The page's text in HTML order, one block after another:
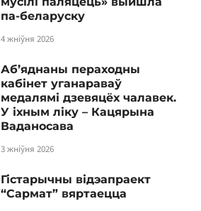
па-беларуску
4 жніўня 2026
Аб’яднаны пераходны
кабінет уганараваў
медалямі дзевяцёх чалавек.
У іхным ліку – Кацярына
Ваданосава
3 жніўня 2026
Гістарычны відэапраект
“Сармат” вяртаецца